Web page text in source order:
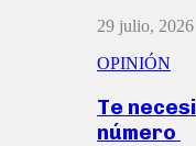
29 julio, 2026
OPINIÓN
Te
número